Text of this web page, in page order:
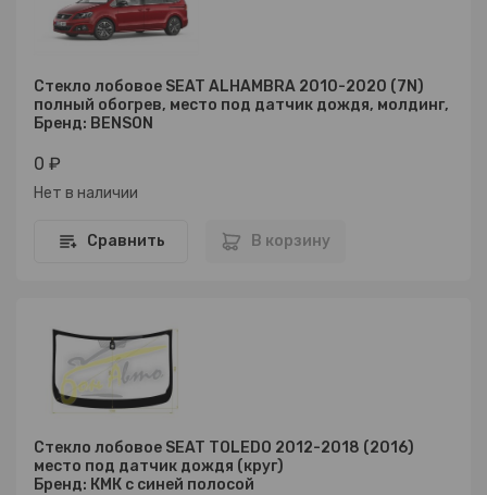
Стекло лобовое SEAT ALHAMBRA 2010-2020 (7N)
полный обогрев, место под датчик дождя, молдинг,
Бренд: BENSON
0 ₽
Нет в наличии
Сравнить В корзину
Стекло лобовое SEAT TOLEDO 2012-2018 (2016)
место под датчик дождя (круг)
Бренд: КМК с синей полосой